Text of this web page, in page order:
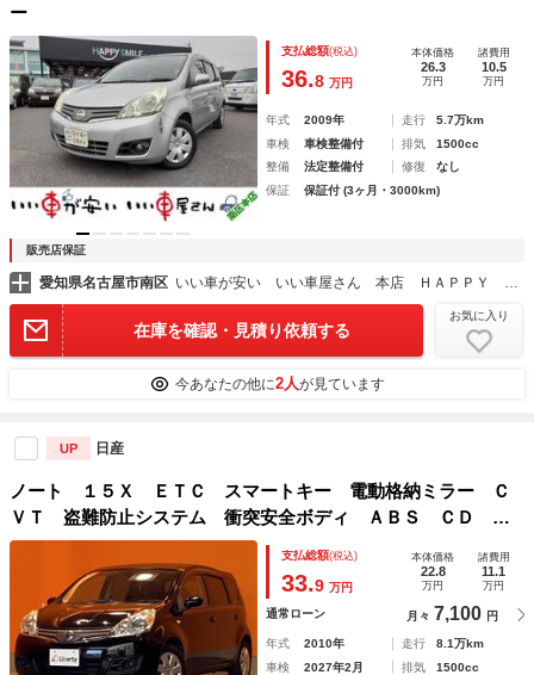
ー
支払総額(税込)
36.8 万円
本体価格
26.3
万円
諸費用
10.5
万円
年式 2009年 走行
5.7万km
車検
車検整備付 排気
1500cc
整備
法定整備付 修復
なし
保証
保証付 (3ヶ月・3000km)
販売店保証
愛知県名古屋市南区
在庫を確認・見積り依頼する
お気に入り
今あなたの他に2人が見ています
UP 日産
ノート １５Ｘ ＥＴＣ スマートキー 電動格納ミラー Ｃ
ＶＴ 盗難防止システム 衝突安全ボディ ＡＢＳ ＣＤ エ
アコン パワーステアリング パワーウィンドウ
支払総額(税込)
33.9 万円
本体価格
22.8
万円
諸費用
11.1
万円
通常ローン 月々 7,100 円
年式 2010年 走行
8.1万km
車検
2027年2月 排気
1500cc